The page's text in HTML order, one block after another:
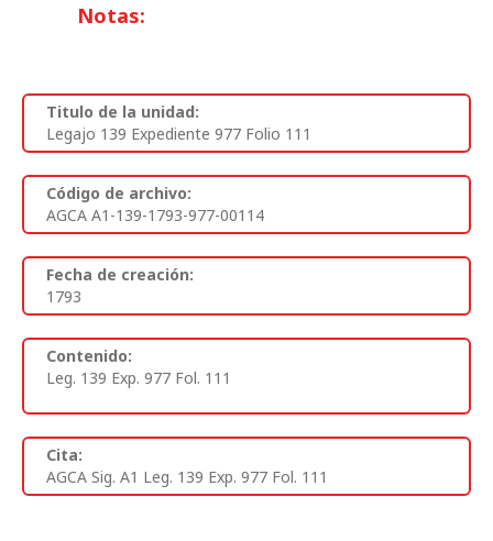
Notas:
Titulo de la unidad:
Legajo 139 Expediente 977 Folio 111
Código de archivo:
AGCA A1-139-1793-977-00114
Fecha de creación:
1793
Contenido:
Leg. 139 Exp. 977 Fol. 111
Cita:
AGCA Sig. A1 Leg. 139 Exp. 977 Fol. 111